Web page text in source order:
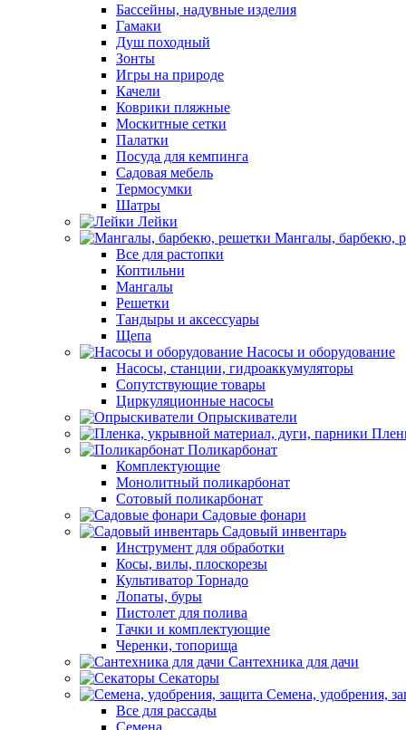
Бассейны, надувные изделия
Гамаки
Душ походный
Зонты
Игры на природе
Качели
Коврики пляжные
Москитные сетки
Палатки
Посуда для кемпинга
Садовая мебель
Термосумки
Шатры
Лейки
Мангалы, барбекю,
Все для растопки
Коптильни
Мангалы
Решетки
Тандыры и аксессуары
Щепа
Насосы и оборудование
Насосы, станции, гидроаккумуляторы
Сопутствующие товары
Циркуляционные насосы
Опрыскиватели
Поликарбонат
Комплектующие
Монолитный поликарбонат
Сотовый поликарбонат
Садовые фонари
Садовый инвентарь
Инструмент для обработки
Косы, вилы, плоскорезы
Культиватор Торнадо
Лопаты, буры
Пистолет для полива
Тачки и комплектующие
Черенки, топорища
Сантехника для дачи
Секаторы
Семена, удобрения,
Все для рассады
Семена